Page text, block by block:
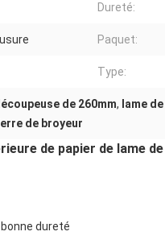
Dureté:
Paquet:
Type:
de 260mm, lame
de broyeur
de papier de lame
dureté